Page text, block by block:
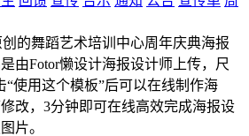
的舞蹈艺术培训中心周年庆典海报
由Fotor懒设计海报设计师上传，尺
“使用这个模板”后可以在线制作海
改，3分钟即可在线高效完成海报设
片。